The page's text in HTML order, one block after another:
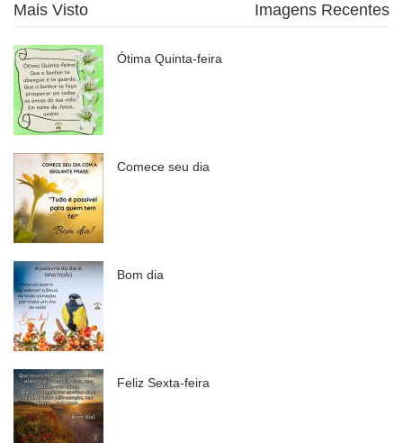
Mais Visto Imagens Recentes
Ótima Quinta-feira
Comece seu dia
Bom dia
Feliz Sexta-feira